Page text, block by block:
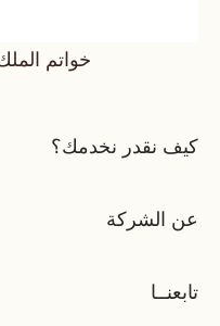
خواتم
كيف نقدر نخدمك؟
عن الشركة
تابعنــا